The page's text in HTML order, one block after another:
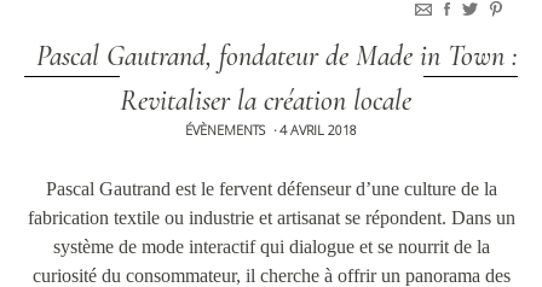
Pascal Gautrand, fondateur de Made in Town :
Revitaliser la création locale
ÉVÈNEMENTS •4 AVRIL 2018
Pascal Gautrand est le fervent défenseur d’une culture de la
fabrication textile ou industrie et artisanat se répondent. Dans un
système de mode interactif qui dialogue et se nourrit de la
curiosité du consommateur, il cherche à offrir un panorama des